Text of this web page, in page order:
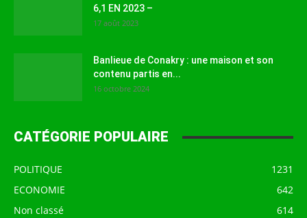
6,1 EN 2023 –
17 août 2023
Banlieue de Conakry : une maison et son
contenu partis en...
16 octobre 2024
CATÉGORIE POPULAIRE
POLITIQUE
1231
ECONOMIE
642
Non classé
614